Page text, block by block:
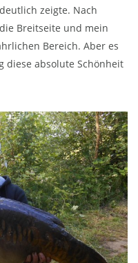
zeigte. Nach
Breitseite und mein
Bereich. Aber es
diese absolute Schönheit